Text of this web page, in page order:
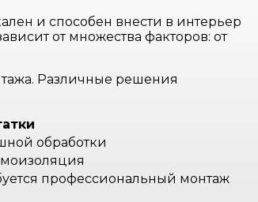
и способен внести в интерьер
от множества факторов: от
Различные решения
обработки
профессиональный монтаж